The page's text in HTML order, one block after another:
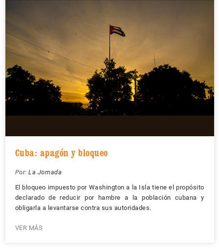
Cuba: apagón y bloqueo
Por: La Jornada
El bloqueo impuesto por Washington a la Isla tiene el propósito
declarado de reducir por hambre a la población cubana y
obligarla a levantarse contra sus autoridades.
VER MÁS